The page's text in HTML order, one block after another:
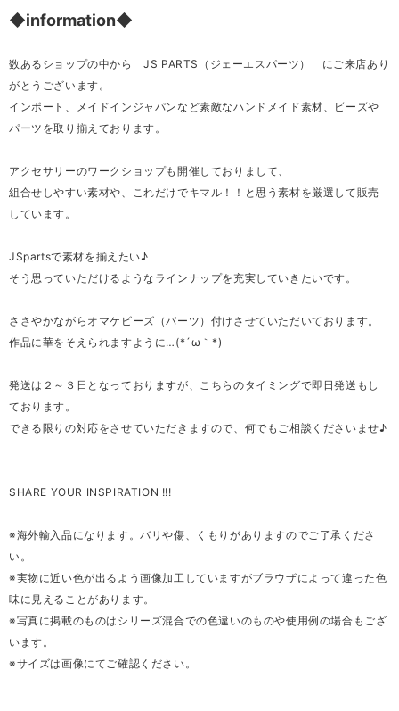
◆information◆
数あるショップの中から JS PARTS（ジェーエスパーツ） にご来店あり
がとうございます。
インポート、メイドインジャパンなど素敵なハンドメイド素材、ビーズや
パーツを取り揃えております。
アクセサリーのワークショップも開催しておりまして、
組合せしやすい素材や、これだけでキマル！！と思う素材を厳選して販売
しています。
JSpartsで素材を揃えたい♪
そう思っていただけるようなラインナップを充実していきたいです。
ささやかながらオマケビーズ（パーツ）付けさせていただいております。
作品に華をそえられますように…(*´ω｀*)
発送は２～３日となっておりますが、こちらのタイミングで即日発送もし
ております。
できる限りの対応をさせていただきますので、何でもご相談くださいませ♪
SHARE YOUR INSPIRATION !!!
※海外輸入品になります。バリや傷、くもりがありますのでご了承くださ
い。
※実物に近い色が出るよう画像加工していますがブラウザによって違った色
味に見えることがあります。
※写真に掲載のものはシリーズ混合での色違いのものや使用例の場合もござ
います。
※サイズは画像にてご確認ください。